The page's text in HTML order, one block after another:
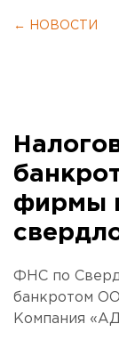
← НОВОСТИ
фирмы
ФНС по
банкротом
Компания